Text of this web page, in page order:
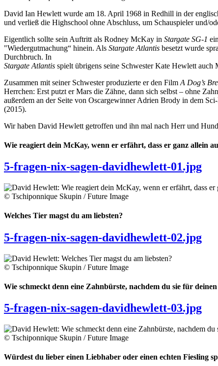
David Ian Hewlett wurde am 18. April 1968 in Redhill in der
und verließ die Highschool ohne Abschluss, um Schauspieler und/
Eigentlich sollte sein Auftritt als Rodney McKay in Stargate SG-1
"Wiedergutmachung“ hinein. Als Stargate Atlantis besetzt wurde
Durchbruch. In
Stargate Atlantis spielt übrigens seine Schwester Kate Hewlett auch
Zusammen mit seiner Schwester produzierte er den Film A Dog’s
Herrchen: Erst putzt er Mars die Zähne, dann sich selbst – ohne
außerdem an der Seite von Oscargewinner Adrien Brody in dem
(2015).
Wir haben David Hewlett getroffen und ihn mal nach Herr und
Wie reagiert dein McKay, wenn er erfährt, dass er ganz allein
5-fragen-nix-sagen-davidhewlett-01.jpg
© Tschiponnique Skupin / Future Image
Welches Tier magst du am liebsten?
5-fragen-nix-sagen-davidhewlett-02.jpg
© Tschiponnique Skupin / Future Image
Wie schmeckt denn eine Zahnbürste, nachdem du sie für
5-fragen-nix-sagen-davidhewlett-03.jpg
© Tschiponnique Skupin / Future Image
Würdest du lieber einen Liebhaber oder einen echten Fiesling